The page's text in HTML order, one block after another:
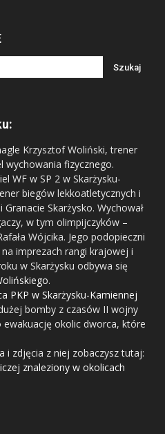
Krzysztof Woliński, trener
wychowania fizycznego.
WF w SP 2 w Skarżysku-
biegów lekkoatletycznych i
Granacie Skarżysko. Wychował
w tym olimpijczyków –
Wójcika. Jego podopieczni
imprezach rangi krajowej i
w Skarżysku odbywa się
.
PKP w Skarżysku-Kamiennej
bomby z czasów II wojny
okolic dworca, które
i zdjęcia z niej zobaczysz tutaj:
znaleziony w okolicach